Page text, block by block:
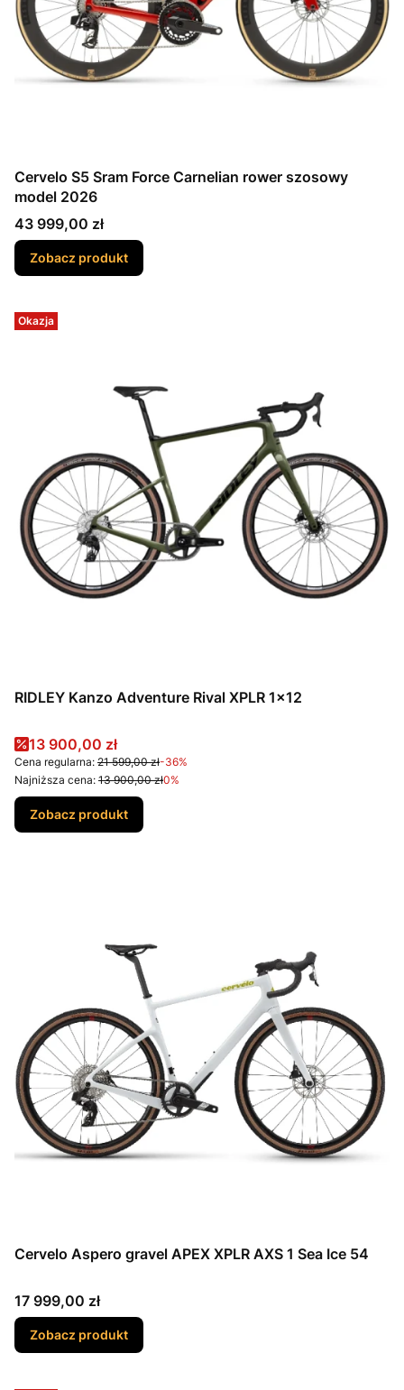
Cervelo S5 Sram Force Carnelian rower szosowy
model 2026
Cena
43 999,00 zł
Zobacz produkt
Okazja
RIDLEY Kanzo Adventure Rival XPLR 1x12
Cena promocyjna
13 900,00 zł
Cena regularna: 21 599,00 zł-36%
Najniższa cena: 13 900,00 zł0%
Zobacz produkt
Cervelo Aspero gravel APEX XPLR AXS 1 Sea Ice 54
Cena
17 999,00 zł
Zobacz produkt